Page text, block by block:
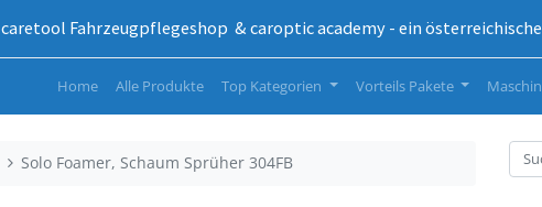
caretool Fahrzeugpflegeshop & caroptic academy - ein
Home Alle Produkte Top Kategorien Vorteils Pakete
Solo Foamer, Schaum Sprüher 304FB